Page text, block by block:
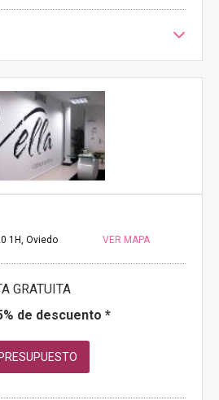
1H, Oviedo VER MAPA
GRATUITA
de descuento *